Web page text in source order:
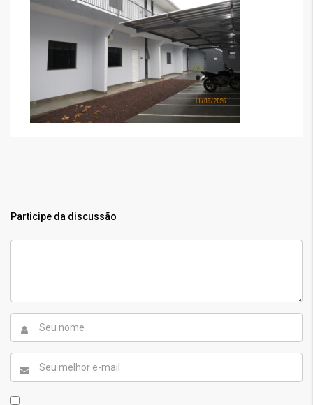
Participe da discussão